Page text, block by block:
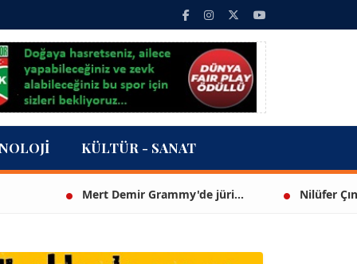
KÜLTÜR - SANAT
Mert Demir Grammy'de jüri... Nilüfer Çınarlı